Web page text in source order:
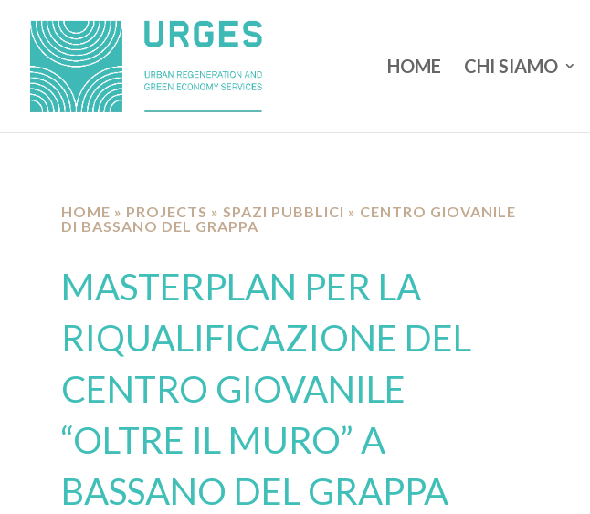
HOME CHI SIAMO
HOME » PROJECTS »SPAZI PUBBLICI » CENTRO GIOVANILE
DI BASSANO DEL GRAPPA
MASTERPLAN PER LA
RIQUALIFICAZIONE DEL
CENTRO GIOVANILE
“OLTRE IL MURO” A
BASSANO DEL GRAPPA